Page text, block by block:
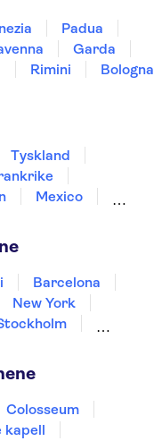
Padua
Garda
Rimini Bologna
Tyskland
Mexico
Barcelona
New York
Colosseum
kapell